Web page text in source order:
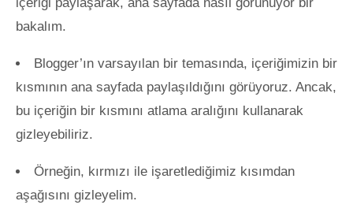
bakalım.
Blogger’ın varsayılan bir temasında, içeriğimizin bir
kısmının ana sayfada paylaşıldığını görüyoruz. Ancak,
bu içeriğin bir kısmını atlama aralığını kullanarak
gizleyebiliriz.
Örneğin, kırmızı ile işaretlediğimiz kısımdan
aşağısını gizleyelim.